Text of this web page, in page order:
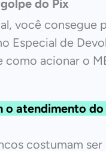
do Pix
você consegue
Especial de
como acionar o
o atendimento
costumam ser